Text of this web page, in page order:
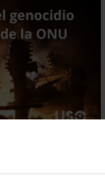
la ONU en